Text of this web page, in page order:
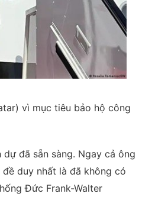
vì mục tiêu bảo hộ công
đã sẵn sàng. Ngay cả ông
duy nhất là đã không có
Đức Frank-Walter